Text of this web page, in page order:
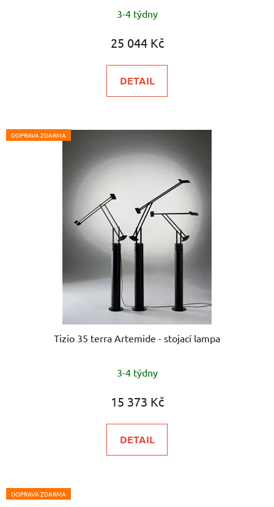
3-4 týdny
25 044 Kč
DETAIL
DOPRAVA ZDARMA
Tizio 35 terra Artemide - stojací lampa
3-4 týdny
15 373 Kč
DETAIL
DOPRAVA ZDARMA